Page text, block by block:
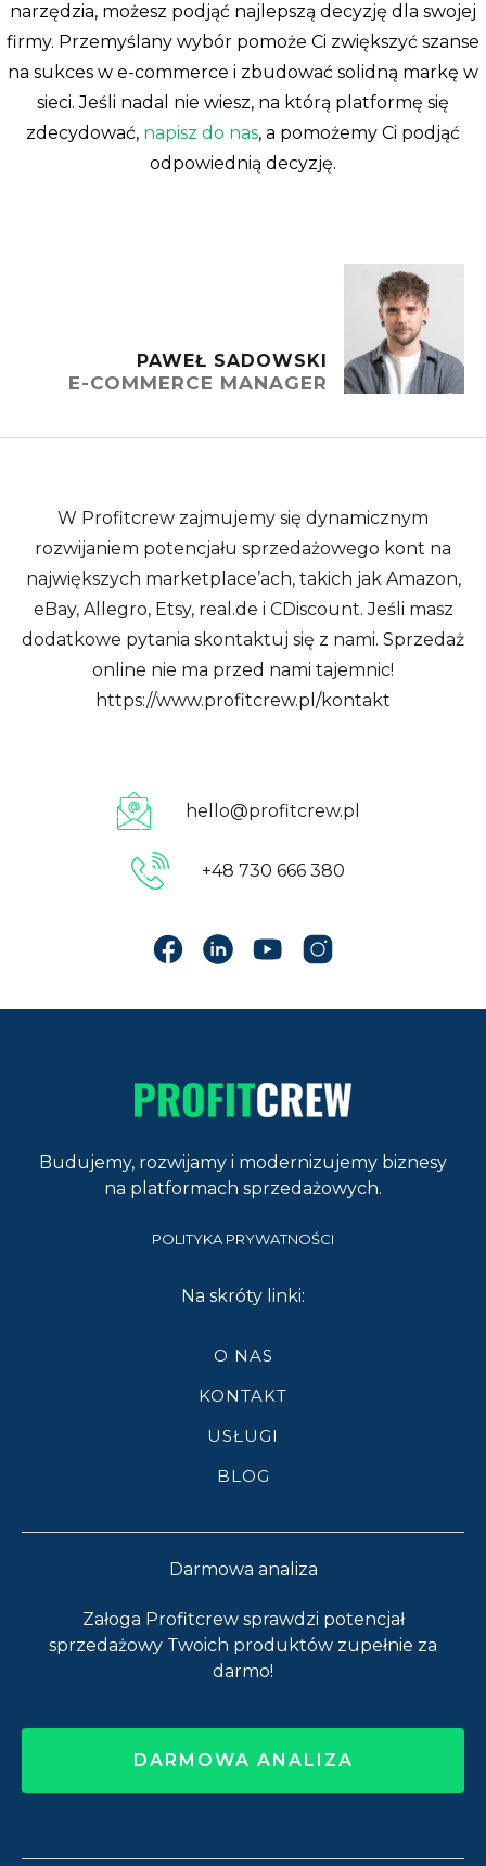
narzędzia, możesz podjąć najlepszą decyzję dla swojej
firmy. Przemyślany wybór pomoże Ci zwiększyć szanse
na sukces w e-commerce i zbudować solidną markę w
sieci. Jeśli nadal nie wiesz, na którą platformę się
zdecydować, napisz do nas, a pomożemy Ci podjąć
odpowiednią decyzję.
PAWEŁ SADOWSKI
E-COMMERCE MANAGER
W Profitcrew zajmujemy się dynamicznym
rozwijaniem potencjału sprzedażowego kont na
największych marketplace’ach, takich jak Amazon,
eBay, Allegro, Etsy, real.de i CDiscount. Jeśli masz
dodatkowe pytania skontaktuj się z nami. Sprzedaż
online nie ma przed nami tajemnic!
https://www.profitcrew.pl/kontakt
hello@profitcrew.pl
+48 730 666 380
Budujemy, rozwijamy i modernizujemy biznesy
na platformach sprzedażowych.
POLITYKA PRYWATNOŚCI
Na skróty linki:
O NAS
KONTAKT
USŁUGI
BLOG
Darmowa analiza
Załoga Profitcrew sprawdzi potencjał
sprzedażowy Twoich produktów zupełnie za
darmo!
DARMOWA ANALIZA